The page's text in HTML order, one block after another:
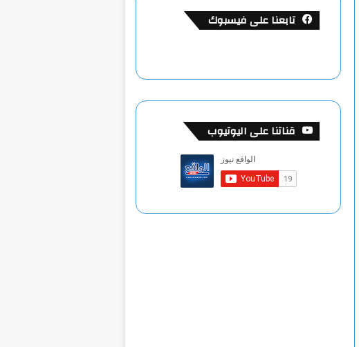
تابعنا على فيسبوك
قناتنا على اليوتيوب